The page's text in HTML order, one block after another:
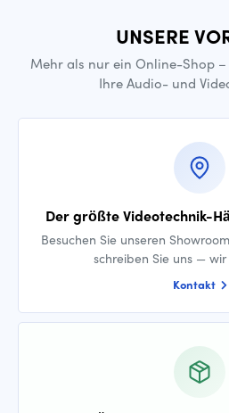
UNSERE
Mehr als nur ein Online-Shop
Ihre Audio- und
Der größte Videotechnik-
Besuchen Sie unseren
schreiben Sie uns —
Kontakt